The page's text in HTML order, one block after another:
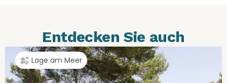
Entdecken Sie auch
Lage am Meer